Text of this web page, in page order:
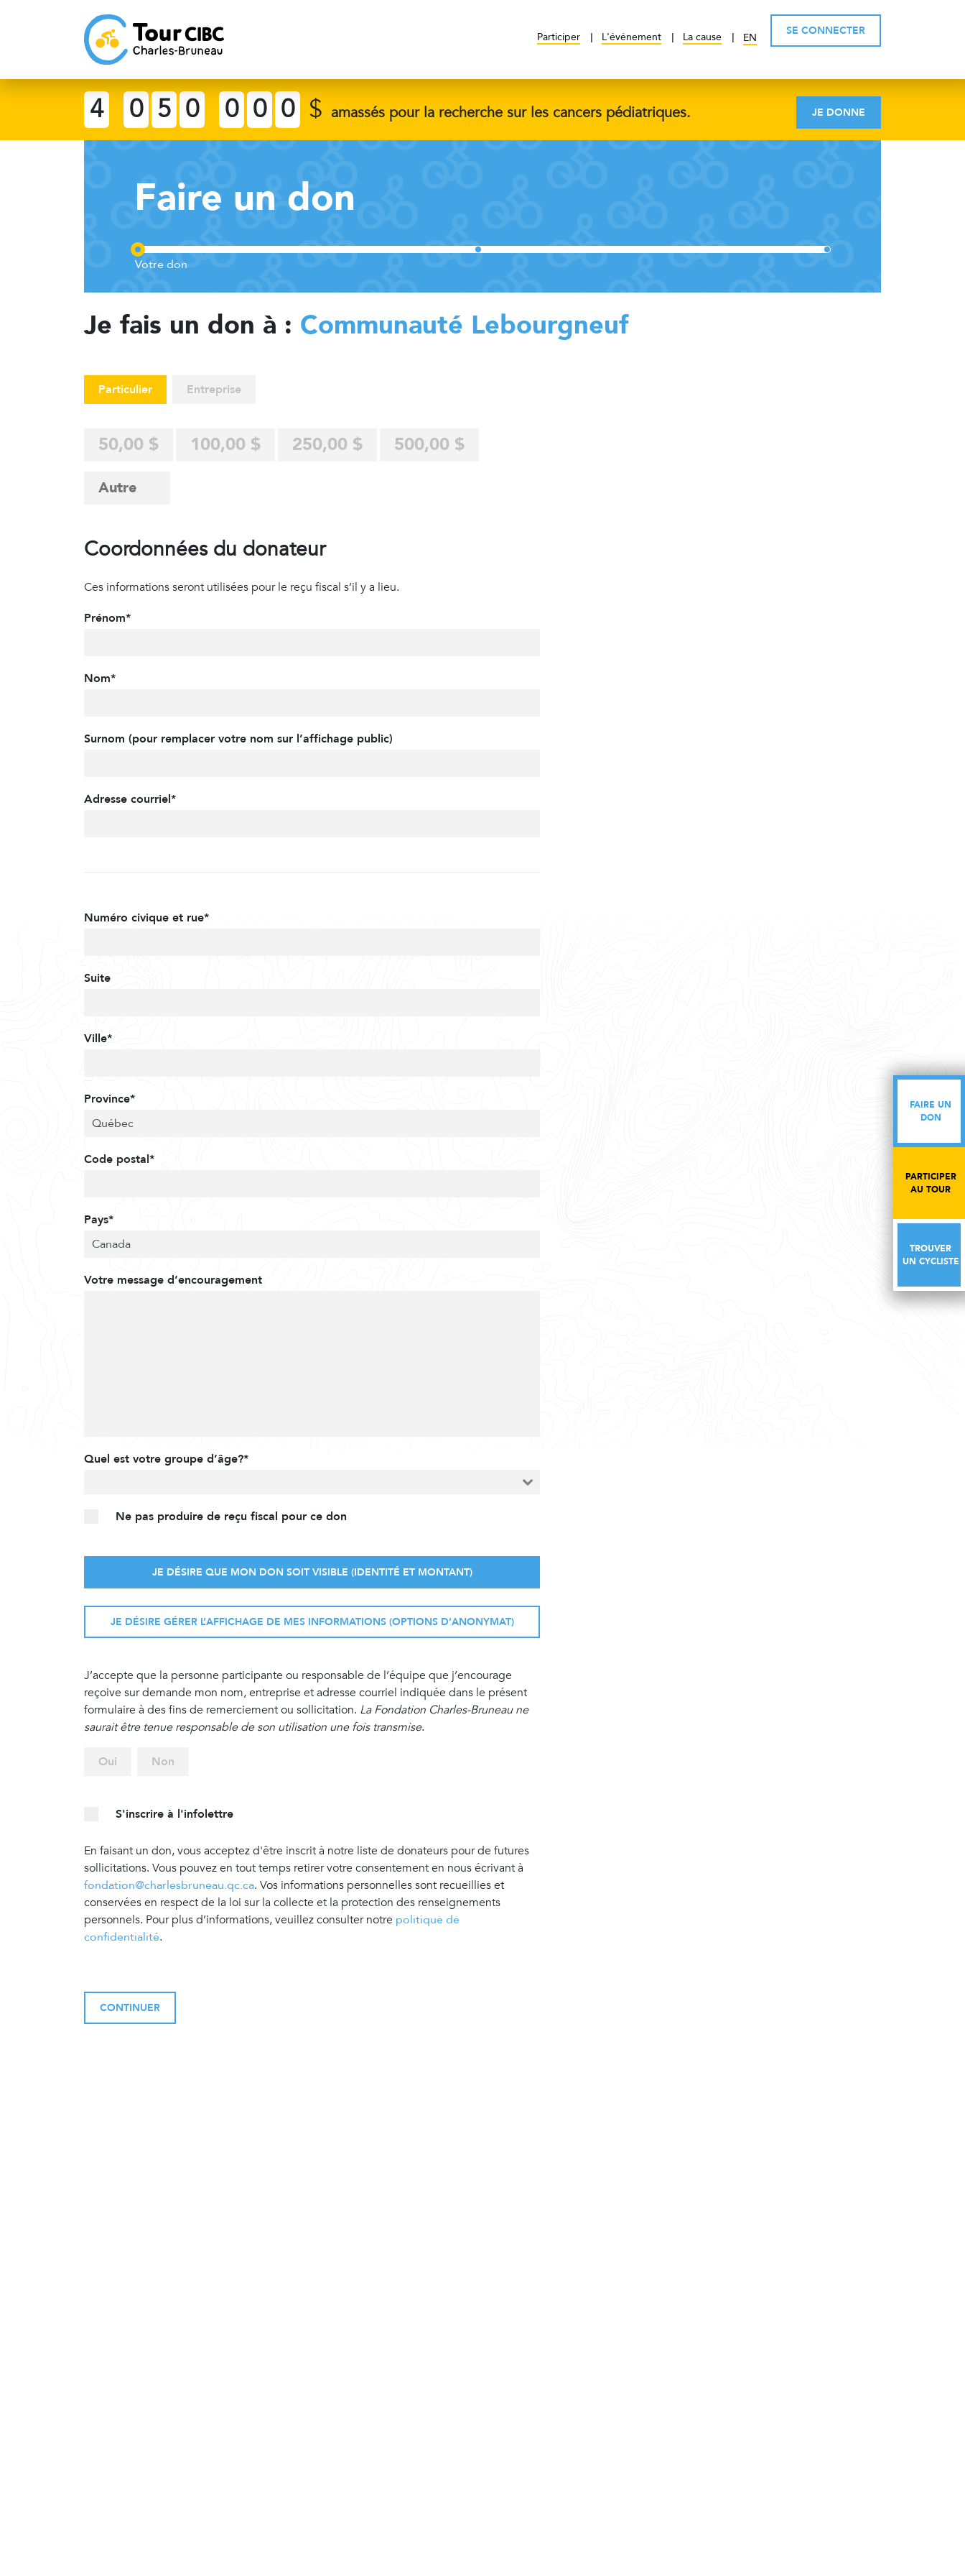
Participer L'événement La cause EN
SE CONNECTER
FAIRE UN
DON
PARTICIPER
AU TOUR
TROUVER
UN CYCLISTE
4 0 5 0 0 0 0 $ amassés pour la recherche sur les cancers pédiatriques. JE DONNE
Faire un don
Je fais un don à : Communauté Lebourgneuf
Particulier Entreprise
50,00 $ 100,00 $ 250,00 $ 500,00 $
Coordonnées du donateur
Ces informations seront utilisées pour le reçu fiscal s’il y a lieu.
Prénom*
Nom*
Surnom (pour remplacer votre nom sur l’affichage public)
Adresse courriel*
Numéro civique et rue*
Suite
Ville*
Province*
Code postal*
Pays*
Votre message d’encouragement
Quel est votre groupe d’âge?*
Ne pas produire de reçu fiscal pour ce don
JE DÉSIRE QUE MON DON SOIT VISIBLE (IDENTITÉ ET MONTANT)
JE DÉSIRE GÉRER L’AFFICHAGE DE MES INFORMATIONS (OPTIONS D’ANONYMAT)
J’accepte que la personne participante ou responsable de l’équipe que j’encourage
reçoive sur demande mon nom, entreprise et adresse courriel indiquée dans le présent
formulaire à des fins de remerciement ou sollicitation. La Fondation Charles-Bruneau ne
saurait être tenue responsable de son utilisation une fois transmise.
Oui Non
S'inscrire à l'infolettre
En faisant un don, vous acceptez d'être inscrit à notre liste de donateurs pour de futures
sollicitations. Vous pouvez en tout temps retirer votre consentement en nous écrivant à
fondation@charlesbruneau.qc.ca. Vos informations personnelles sont recueillies et
conservées en respect de la loi sur la collecte et la protection des renseignements
personnels. Pour plus d’informations, veuillez consulter notre politique de
confidentialité.
CONTINUER
FAIRE UN
DON
PARTICIPER
AU TOUR
TROUVER
UN CYCLISTE